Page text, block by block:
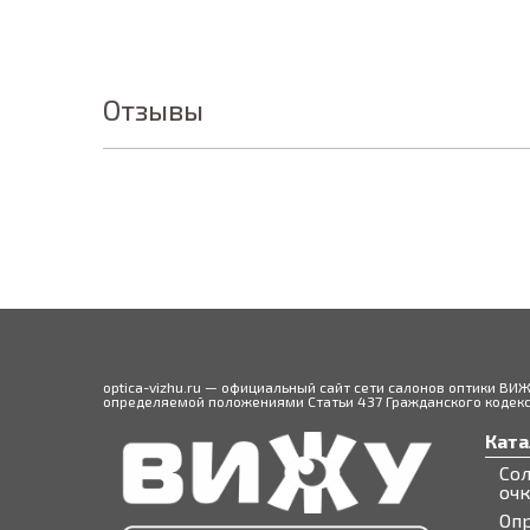
Отзывы
optica-vizhu.ru — официальный сайт сети салонов оптики
определяемой положениями Статьи 437 Гражданского